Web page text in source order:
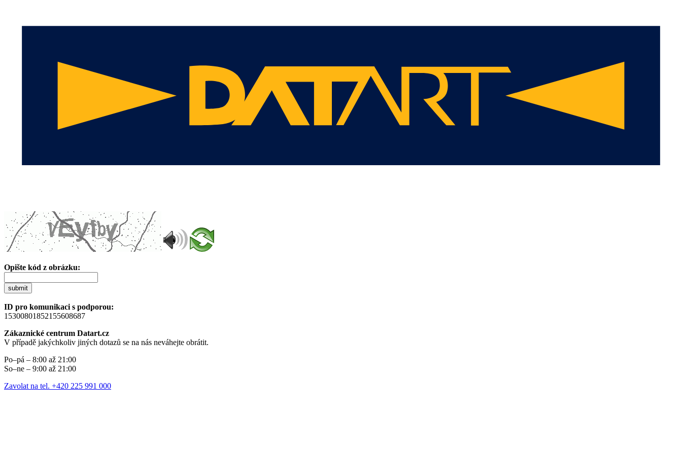
Opište kód z obrázku:
submit
ID pro komunikaci s podporou:
15300801852155608687
Zákaznické centrum Datart.cz
V případě jakýchkoliv jiných dotazů se na nás neváhejte obrátit.
Po–pá – 8:00 až 21:00
So–ne – 9:00 až 21:00
Zavolat na tel. +420 225 991 000